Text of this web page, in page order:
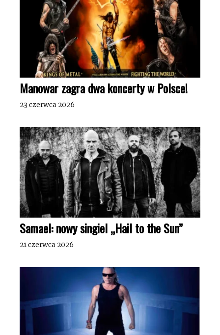
Manowar zagra dwa koncerty w Polsce!
23 czerwca 2026
Samael: nowy singiel „Hail to the Sun”
21 czerwca 2026